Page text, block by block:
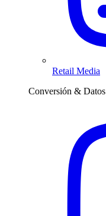
Retail Media
Conversión & Datos